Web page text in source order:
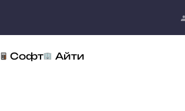
Софт Айти